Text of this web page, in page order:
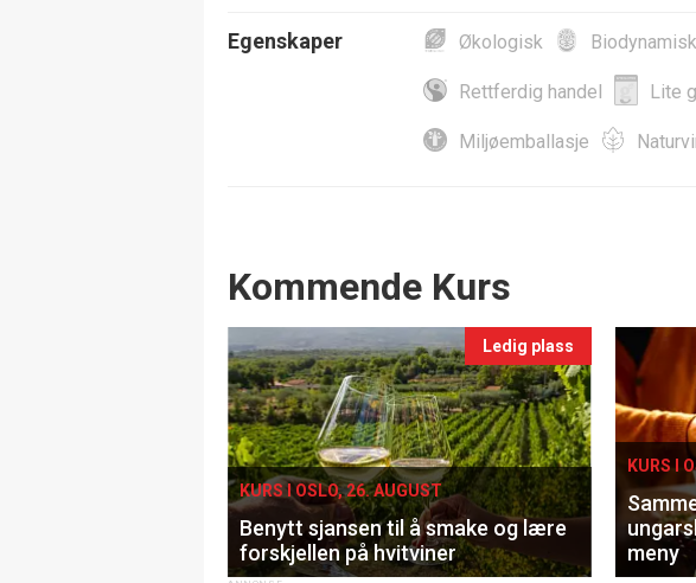
Egenskaper Økologisk Biodynamisk
Rettferdig handel Lite
Miljøemballasje
Events
Kommende Kurs
Ledig plass
KURS I OSLO, 26. AUGUST
Benytt sjansen til å smake og lære
forskjellen på hvitviner
KURS I
meny